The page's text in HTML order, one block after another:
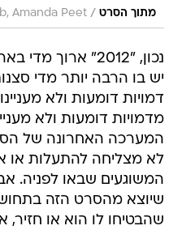
מתוך הסרט /
Amanda Peet
נכון, "2012" ארוך
יש בו הרבה יותר מדי
דמויות דומעות ולא
מדמויות דומעות ולא
המערכה האחרונה של
לא מצליחה להתעלות או
המשוגעים שבאו לפניה.
שיוצא מהסרט הזה
שהבטיחו לו הוא או חזיר,